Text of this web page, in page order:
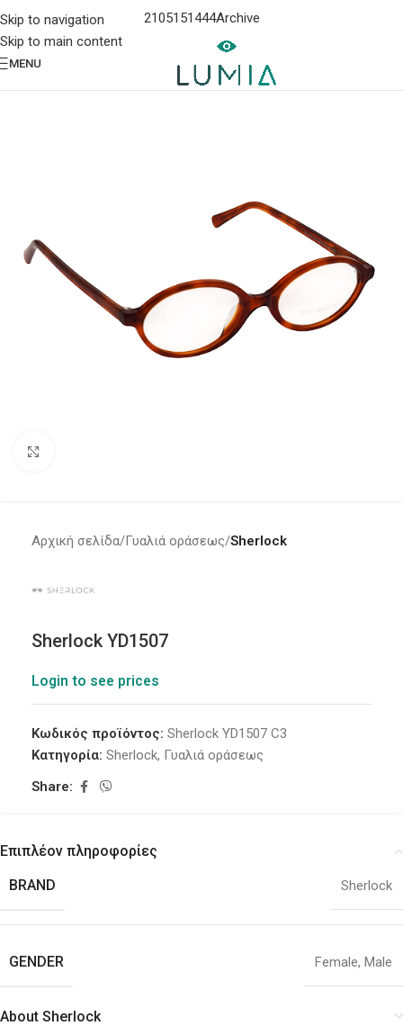
Skip to navigation
Skip to main content
2105151444Archive
MENU
Αρχική σελίδα Γυαλιά οράσεως Sherlock
Sherlock YD1507
Login to see prices
Κωδικός προϊόντος: Sherlock YD1507 C3
Κατηγορία: Sherlock, Γυαλιά οράσεως
Share:
Επιπλέον πληροφορίες
BRAND
Sherlock
GENDER Female, Male
About Sherlock